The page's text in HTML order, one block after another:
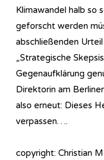
Klimawandel halb so
geforscht werden
abschließenden
„Strategische
Gegenaufklärung
Direktorin am
also erneut: Dieses
verpassen….
copyright: Christian